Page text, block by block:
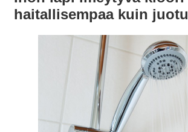
haitallisempaa kuin juotu